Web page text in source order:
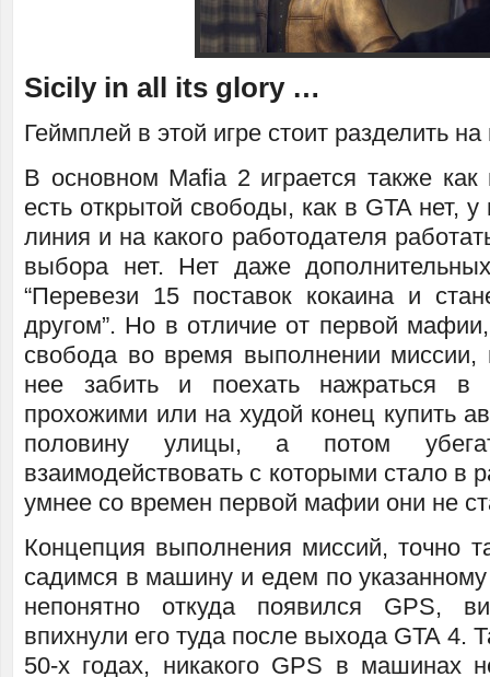
Sicily in all its glory …
Геймплей в этой игре стоит разделить на
В основном Mafia 2 играется также как
есть открытой свободы, как в GTA нет,
линия и на какого работодателя
выбора нет. Нет даже
“Перевези 15 поставок кокаина и
другом”. Но в отличие от первой
свобода во время выполнении
нее забить и поехать нажраться в
прохожими или на худой конец купить
половину улицы, а потом
взаимодействовать с которыми стало в
умнее со времен первой мафии они не
Концепция выполнения миссий, точно
садимся в машину и едем по
непонятно откуда появился GPS,
впихнули его туда после выхода GTA 4.
50-х годах, никакого GPS в машинах